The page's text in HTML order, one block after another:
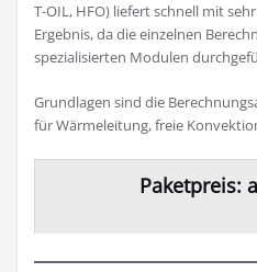
T-OIL, HFO) liefert schnell mit
Ergebnis, da die einzelnen
spezialisierten Modulen
Grundlagen sind die
für Wärmeleitung, freie
Paketpreis: